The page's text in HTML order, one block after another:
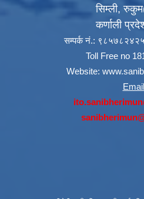
सिम्ली,
कर्णाली
सम्पर्क नं.:
Toll Free no
Website: